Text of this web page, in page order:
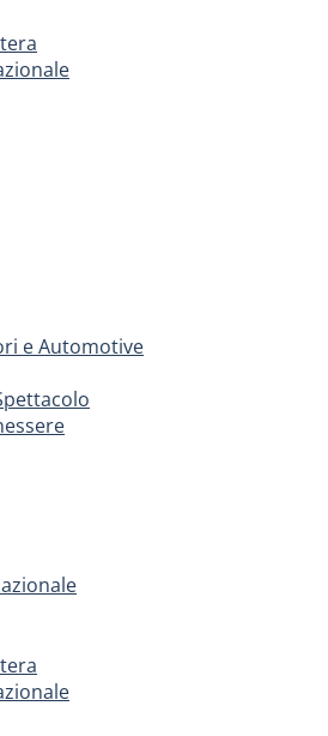
e Automotive